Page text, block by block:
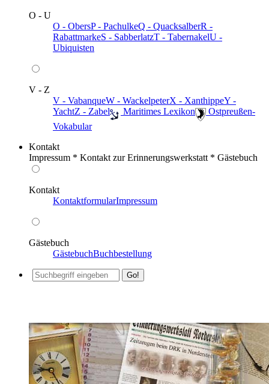
O - U
O - ObersP - PachulkeQ - QuacksalberR -
RabattmarkeS - SabberlatzT - TabernakelU -
Ubiquisten
V - Z
V - VabanqueW - WackelpeterX - XanthippeY -
YachtZ - Zabel ️ Maritimes Lexikon
️ Ostpreußen-
Vokabular
Kontakt
Impressum * Kontakt zur Erinnerungswerkstatt * Gästebuch
Kontakt
KontaktformularImpressum
Gästebuch
GästebuchBuchbestellung